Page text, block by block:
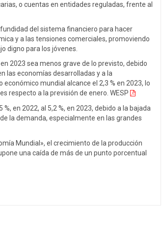
o cuentas en entidades reguladas, frente al
del sistema financiero para hacer
y a las tensiones comerciales, promoviendo
digno para los jóvenes.
2023 sea menos grave de lo previsto, debido
las economías desarrolladas y a la
mundial alcance el 2,3 % en 2023, lo
respecto a la previsión de enero. WESP
en 2022, al 5,2 %, en 2023, debido a la bajada
la demanda, especialmente en las grandes
Mundial», el crecimiento de la producción
una caída de más de un punto porcentual